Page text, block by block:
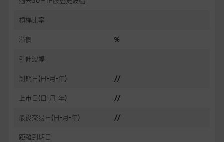
槓桿比率
溢價 %
引伸波幅
到期日(日-月-年) //
上市日(日-月-年) //
最後交易日(日-月-年) //
距離到期日